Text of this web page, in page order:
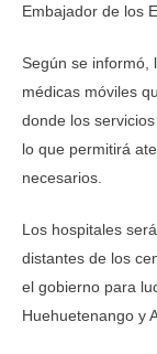
Embajador de los
Según se informó,
médicas móviles
donde los
lo que permitirá
necesarios.
Los hospitales
distantes de los
el gobierno para
Huehuetenango y